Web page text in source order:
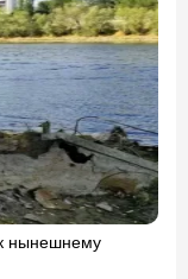
нынешнему